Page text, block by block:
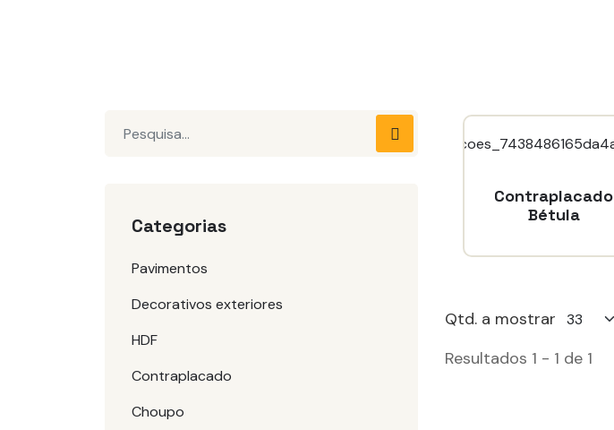
Categorias
Pavimentos
Decorativos exteriores
HDF
Contraplacado
Choupo
Contraplacado
Bétula
Qtd. a mostrar
Resultados 1 - 1 de 1